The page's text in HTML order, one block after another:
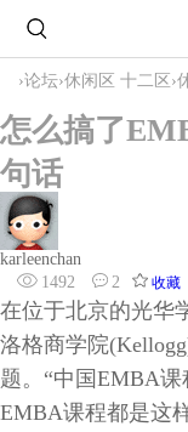
›论坛›休闲区 十二区 ›
怎么搞了
句话
karleenchan
1492
2 收藏
在位于北京的光华
洛格商学院
题。“中国EMBA
EMBA课程都是这